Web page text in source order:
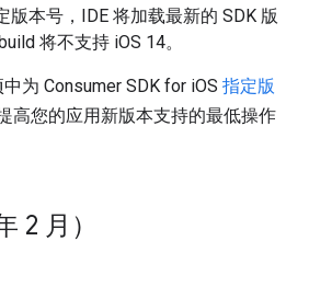
版本号，IDE 将加载最新的 SDK 版
将不支持 iOS 14。
为 Consumer SDK for iOS 指定版
高您的应用新版本支持的最低操作
2 月）